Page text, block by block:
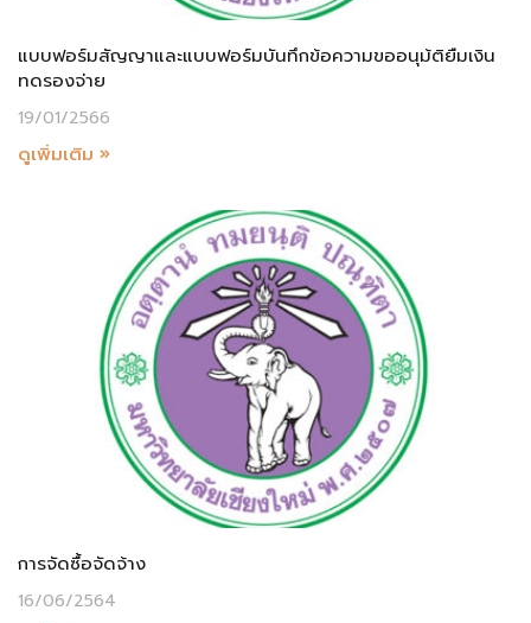
แบบฟอร์มสัญญาและแบบฟอร์มบันทึกข้อความขออนุม้ติยืมเงิน
ทดรองจ่าย
19/01/2566
ดูเพิ่มเติม »
การจัดซื้อจัดจ้าง
16/06/2564